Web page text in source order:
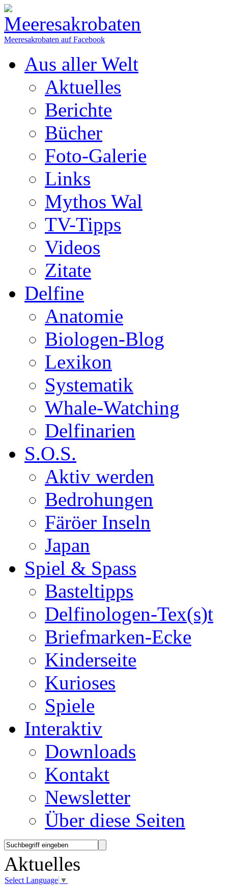
Meeresakrobaten auf Facebook
Aus aller Welt
Aktuelles
Berichte
Bücher
Foto-Galerie
Links
Mythos Wal
TV-Tipps
Videos
Zitate
Delfine
Anatomie
Biologen-Blog
Lexikon
Systematik
Whale-Watching
Delfinarien
S.O.S.
Aktiv werden
Bedrohungen
Färöer Inseln
Japan
Spiel & Spass
Basteltipps
Delfinologen-Tex(s)t
Briefmarken-Ecke
Kinderseite
Kurioses
Spiele
Interaktiv
Downloads
Kontakt
Newsletter
Über diese Seiten
Aktuelles
Select Language ▼